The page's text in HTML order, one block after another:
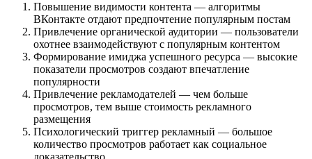
Повышение видимости контента — алгоритмы
ВКонтакте отдают предпочтение популярным постам
Привлечение органической аудитории — пользователи
охотнее взаимодействуют с популярным контентом
Формирование имиджа успешного ресурса — высокие
показатели просмотров создают впечатление
популярности
Привлечение рекламодателей — чем больше
просмотров, тем выше стоимость рекламного
размещения
Психологический триггер рекламный — большое
количество просмотров работает как социальное